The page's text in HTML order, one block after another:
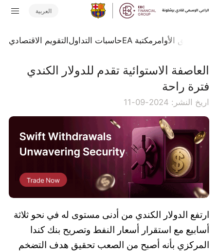
العربية
تدفق الأوامر مكتبة EA حاسبات التداولالتقويم الاقتصادي
العاصفة الاستوائية تقدم للدولار الكندي
فترة راحة
اريخ النشر: 2024-09-11
ارتفع الدولار الكندي من أدنى مستوى له في نحو ثلاثة
أسابيع مع استقرار أسعار النفط وتصريح بنك كندا
المركزي بأنه أصبح من الصعب تحقيق هدف التضخم